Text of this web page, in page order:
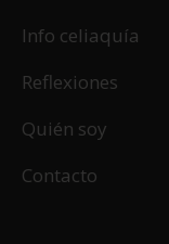
Info celiaquía
Reflexiones
Quién soy
Contacto